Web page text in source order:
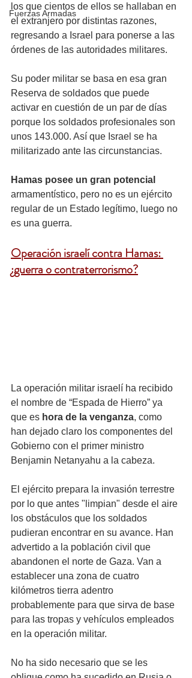
Fuerzas Armadas
los que cientos de ellos se hallaban en
el extranjero por distintas razones,
regresando a Israel para ponerse a las
órdenes de las autoridades militares.
Su poder militar se basa en esa gran
Reserva de soldados que puede
activar en cuestión de un par de días
porque los soldados profesionales son
unos 143.000. Así que Israel se ha
militarizado ante las circunstancias.
Hamas posee un gran potencial
armamentístico, pero no es un ejército
regular de un Estado legítimo, luego no
es una guerra.
Operación israelí contra Hamas:
¿guerra o contraterrorismo?
La operación militar israelí ha recibido
el nombre de “Espada de Hierro” ya
que es hora de la venganza, como
han dejado claro los componentes del
Gobierno con el primer ministro
Benjamin Netanyahu a la cabeza.
El ejército prepara la invasión terrestre
por lo que antes "limpian" desde el aire
los obstáculos que los soldados
pudieran encontrar en su avance. Han
advertido a la población civil que
abandonen el norte de Gaza. Van a
establecer una zona de cuatro
kilómetros tierra adentro
probablemente para que sirva de base
para las tropas y vehículos empleados
en la operación militar.
No ha sido necesario que se les